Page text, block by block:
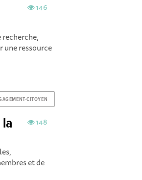
146
une ressource
CITOYEN
148
et de